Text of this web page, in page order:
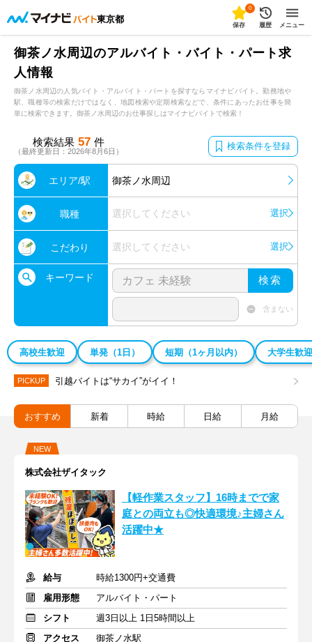
東京都
0
保存 履歴 メニュー
御茶ノ水周辺のアルバイト・バイト・パート求
人情報
御茶ノ水周辺の人気バイト・アルバイト・パートを探すならマイナビバイト。勤務地や
駅、職種等の検索だけではなく、地図検索や定期検索などで、条件にあったお仕事を簡
単に検索できます。御茶ノ水周辺のお仕事探しはマイナビバイトで検索！
検索結果 57 件
（最終更新日：2026年8月6日） 検索条件を登録
エリア/駅 御茶ノ水周辺
職種 選択してください 選択
こだわり 選択してください 選択
キーワード 検索
含まない
高校生歓迎 単発（1日） 短期（1ヶ月以内） 大学生歓迎
PICKUP 引越バイトは“サカイ”がイイ！
おすすめ 新着 時給 日給 月給
NEW
株式会社ザイタック
【軽作業スタッフ】16時までで家
庭との両立も◎快適環境♪主婦さん
活躍中★
給与
時給1300円+交通費
雇用形態
アルバイト・パート
シフト
週3日以上 1日5時間以上
アクセス
御茶ノ水駅